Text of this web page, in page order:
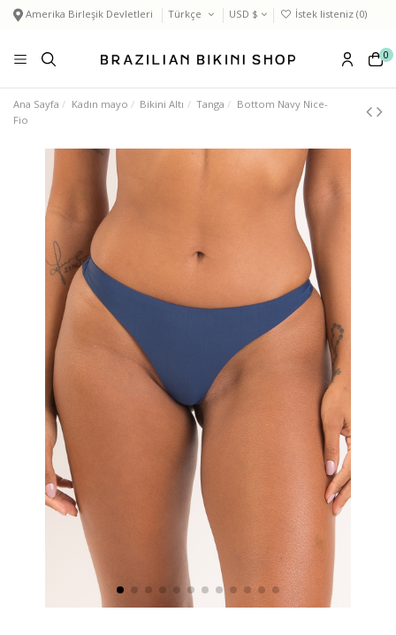
Amerika Birleşik Devletleri Türkçe USD $ İstek listeniz (0)
0
Ana Sayfa Kadın mayo Bikini Altı Tanga
Bottom Navy Nice-
Fio